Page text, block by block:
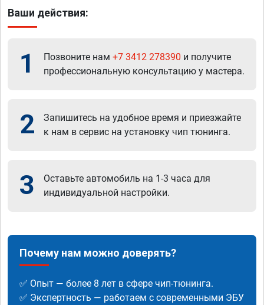
Ваши действия:
1 Позвоните нам +7 3412 278390 и получите
профессиональную консультацию у мастера.
2
Запишитесь на удобное время и приезжайте
к нам в сервис на установку чип тюнинга.
3
Оставьте автомобиль на 1-3 часа для
индивидуальной настройки.
Почему нам можно доверять?
✅ Опыт — более 8 лет в сфере чип-тюнинга.
✅ Экспертность — работаем с современными ЭБУ